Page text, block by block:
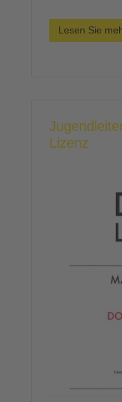
Lesen Sie
Lizenz